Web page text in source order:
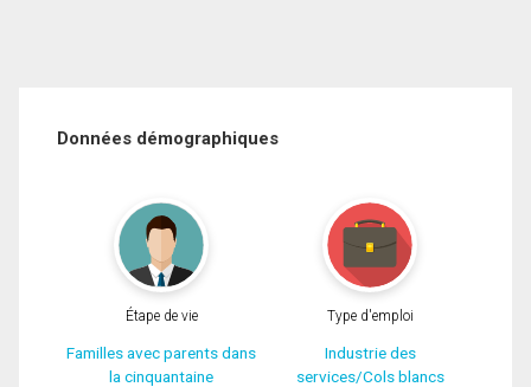
Données démographiques
Étape de vie
Familles avec parents dans
la cinquantaine
Type d'emploi
Industrie des
services/Cols blancs